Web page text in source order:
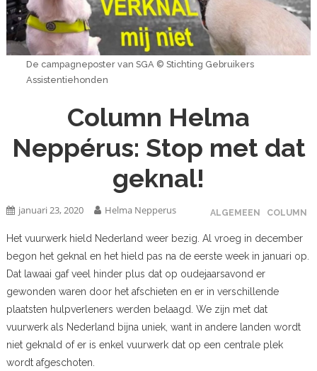
De campagneposter van SGA © Stichting Gebruikers
Assistentiehonden
Column Helma
Neppérus: Stop met dat
geknal!
ALGEMEEN COLUMN
januari 23, 2020 Helma Nepperus
Het vuurwerk hield Nederland weer bezig. Al vroeg in december
begon het geknal en het hield pas na de eerste week in januari op.
Dat lawaai gaf veel hinder plus dat op oudejaarsavond er
gewonden waren door het afschieten en er in verschillende
plaatsten hulpverleners werden belaagd. We zijn met dat
vuurwerk als Nederland bijna uniek, want in andere landen wordt
niet geknald of er is enkel vuurwerk dat op een centrale plek
wordt afgeschoten.